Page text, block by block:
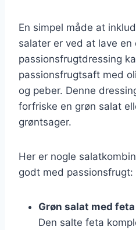
En simpel måde at
salater er ved at lave en
passionsfrugtdressing
passionsfrugtsaft med
og peber. Denne
forfriske en grøn salat
grøntsager.
Her er nogle
godt med passionsfrugt:
Grøn salat med
Den salte feta